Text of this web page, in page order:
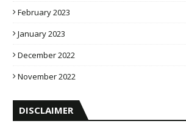
February 2023
January 2023
December 2022
November 2022
DISCLAIMER